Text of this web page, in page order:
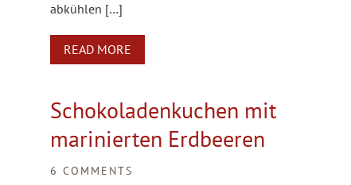
abkühlen […]
READ MORE
Schokoladenkuchen mit
marinierten Erdbeeren
6 COMMENTS